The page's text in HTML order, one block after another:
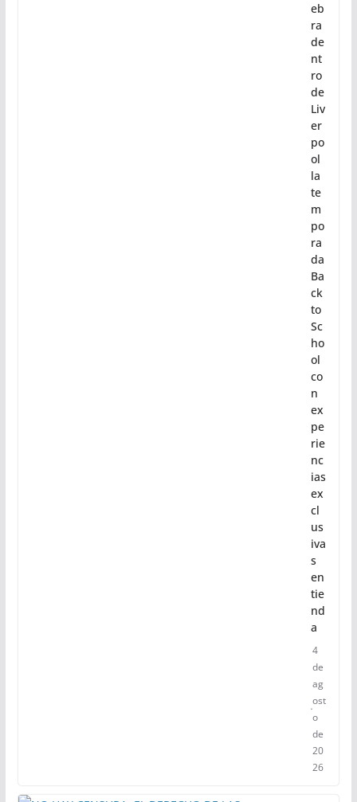
eb
ra
de
nt
ro
de
Liv
er
po
ol
la
te
m
po
ra
da
Ba
ck
to
Sc
ho
ol
co
n
ex
pe
rie
nc
ias
ex
cl
us
iva
s
en
tie
nd
a
4
de
ag
ost
o
de
20
26